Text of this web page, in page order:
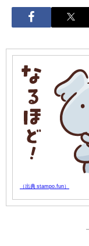
（出典 stampo.fun）